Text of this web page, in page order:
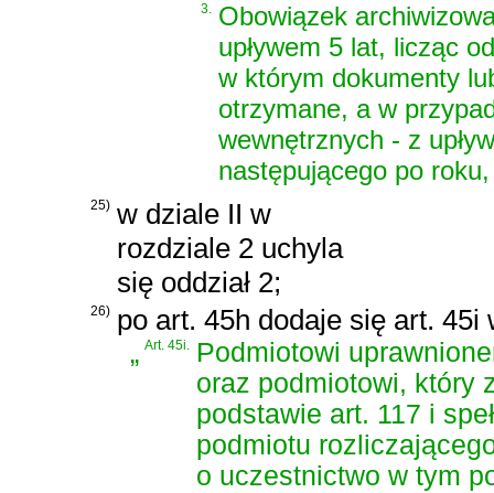
3. Obowiązek
upływem 5 lat, licząc
w którym dokumenty
otrzymane, a w
wewnętrznych - z
następującego po
25) w dziale II w
rozdziale 2 uchyla
się oddział 2;
26) po art. 45h dodaje się art. 45i
„Art. 45i. Podmiotowi
oraz podmiotowi, który
podstawie art. 117 i
podmiotu
o uczestnictwo w tym